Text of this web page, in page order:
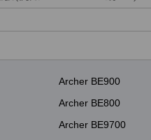
Archer BE900
Archer BE800
Archer BE9700